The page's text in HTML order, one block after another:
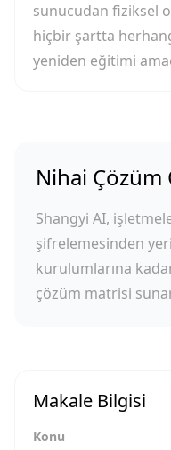
sunucudan fiziksel
hiçbir şartta
yeniden eğitimi
Nihai Çözüm
Shangyi AI,
şifrelemesinden
kurulumlarına
çözüm matrisi
Makale Bilgisi
Konu